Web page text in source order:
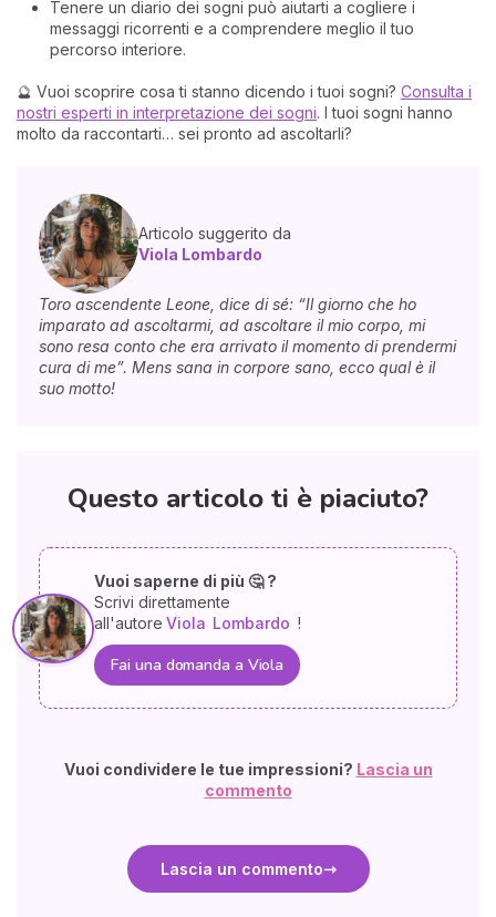
Tenere un diario dei sogni può aiutarti a cogliere i
messaggi ricorrenti e a comprendere meglio il tuo
percorso interiore.
🔮 Vuoi scoprire cosa ti stanno dicendo i tuoi sogni? Consulta i
nostri esperti in interpretazione dei sogni. I tuoi sogni hanno
molto da raccontarti… sei pronto ad ascoltarli?
Articolo suggerito da
Viola Lombardo
Toro ascendente Leone, dice di sé: “Il giorno che ho
imparato ad ascoltarmi, ad ascoltare il mio corpo, mi
sono resa conto che era arrivato il momento di prendermi
cura di me”. Mens sana in corpore sano, ecco qual è il
suo motto!
Questo articolo ti è piaciuto?
Vuoi saperne di più 🤔 ?
Scrivi direttamente
all'autore Viola Lombardo !
Fai una domanda a Viola
Vuoi condividere le tue impressioni? Lascia un
commento
Lascia un commento